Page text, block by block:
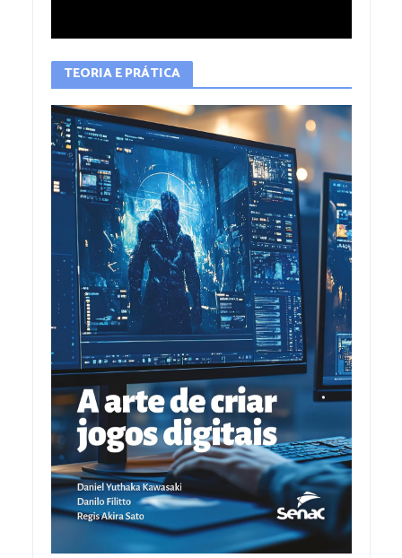
TEORIA E PRÁTICA